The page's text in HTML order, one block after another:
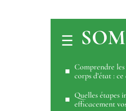
Comprendre
corps d’état :
Quelles étapes
efficacement